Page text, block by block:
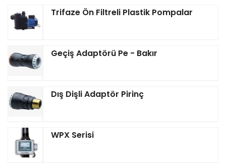
Trifaze Ön Filtreli Plastik Pompalar
Geçiş Adaptörü Pe - Bakır
Dış Dişli Adaptör Pirinç
WPX Serisi